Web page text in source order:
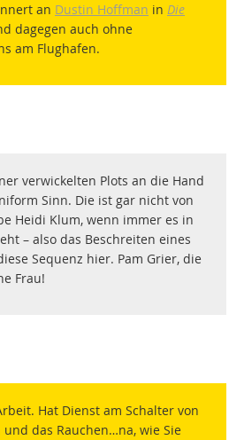
an Dustin Hoffman in Die
dagegen auch ohne
am Flughafen.
verwickelten Plots an die Hand
Sinn. Die ist gar nicht von
Heidi Klum, wenn immer es in
– also das Beschreiten eines
Sequenz hier. Pam Grier, die
Frau!
Hat Dienst am Schalter von
das Rauchen…na, wie Sie